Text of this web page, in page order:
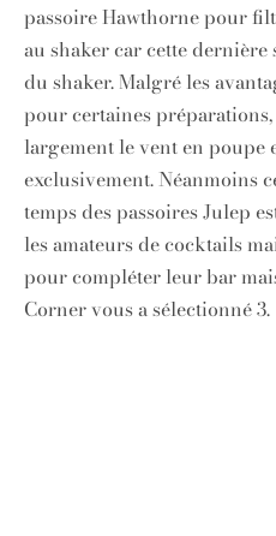
passoire Hawthorne pour
au shaker car cette dernière
du shaker. Malgré les
pour certaines
largement le vent en poupe
exclusivement. Néanmoins
temps des passoires Julep
les amateurs de cocktails
pour compléter leur bar
Corner vous a sélectionné 3.